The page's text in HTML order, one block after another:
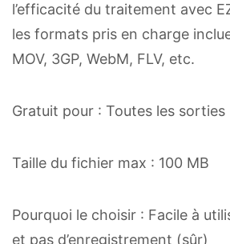
l’efficacité du traitement avec
les formats pris en charge
MOV, 3GP, WebM, FLV, etc.
Gratuit pour : Toutes les sorties
Taille du fichier max : 100 MB
Pourquoi le choisir : Facile à
et pas d’enregistrement (sûr)